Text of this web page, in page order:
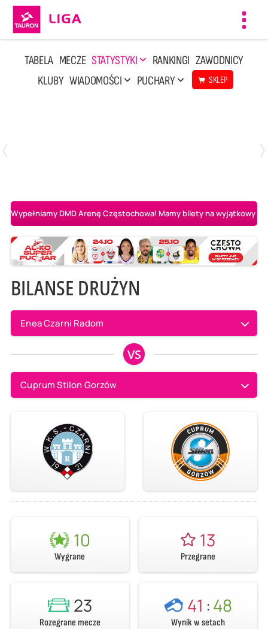
TABELA MECZE STATYSTYKI RANKINGI ZAWODNICY
KLUBY WIADOMOŚCI PUCHARY SKLEP
Wypełniamy DMD Arenę Częstochowa! Mamy bilety na wyjątkowy
BILANSE DRUŻYN
Enea Czarni Radom
VS
Cuprum Stilon Gorzów
10
Wygrane
13
Przegrane
23
Rozegrane mecze
41 :48
Wynik w setach